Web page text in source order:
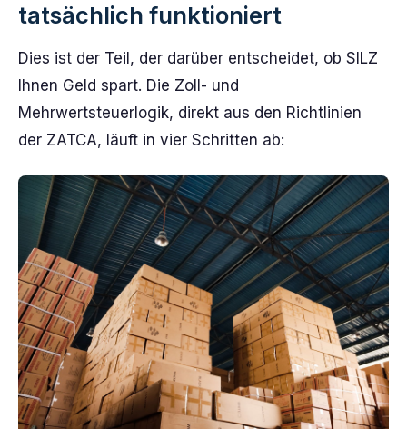
tatsächlich funktioniert
Dies ist der Teil, der darüber entscheidet, ob SILZ
Ihnen Geld spart. Die Zoll- und
Mehrwertsteuerlogik, direkt aus den Richtlinien
der ZATCA, läuft in vier Schritten ab: